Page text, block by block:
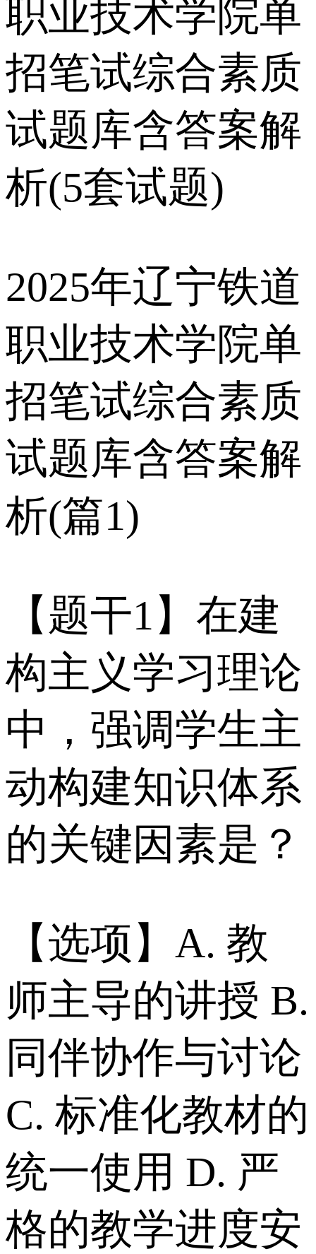
职业技术学院单
招笔试综合素质
试题库含答案解
析(5套试题)
2025年辽宁铁道
职业技术学院单
招笔试综合素质
试题库含答案解
析(篇1)
【题干1】在建
构主义学习理论
中，强调学生主
动构建知识体系
的关键因素是？
【选项】A. 教
师主导的讲授 B.
同伴协作与讨论
C. 标准化教材的
统一使用 D. 严
格的教学进度安